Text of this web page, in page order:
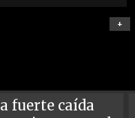
+
fuerte caída